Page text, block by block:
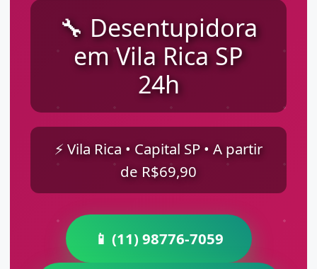
🔧 Desentupidora
em Vila Rica SP
24h
⚡ Vila Rica • Capital SP • A partir
de R$69,90
📱 (11) 98776-7059